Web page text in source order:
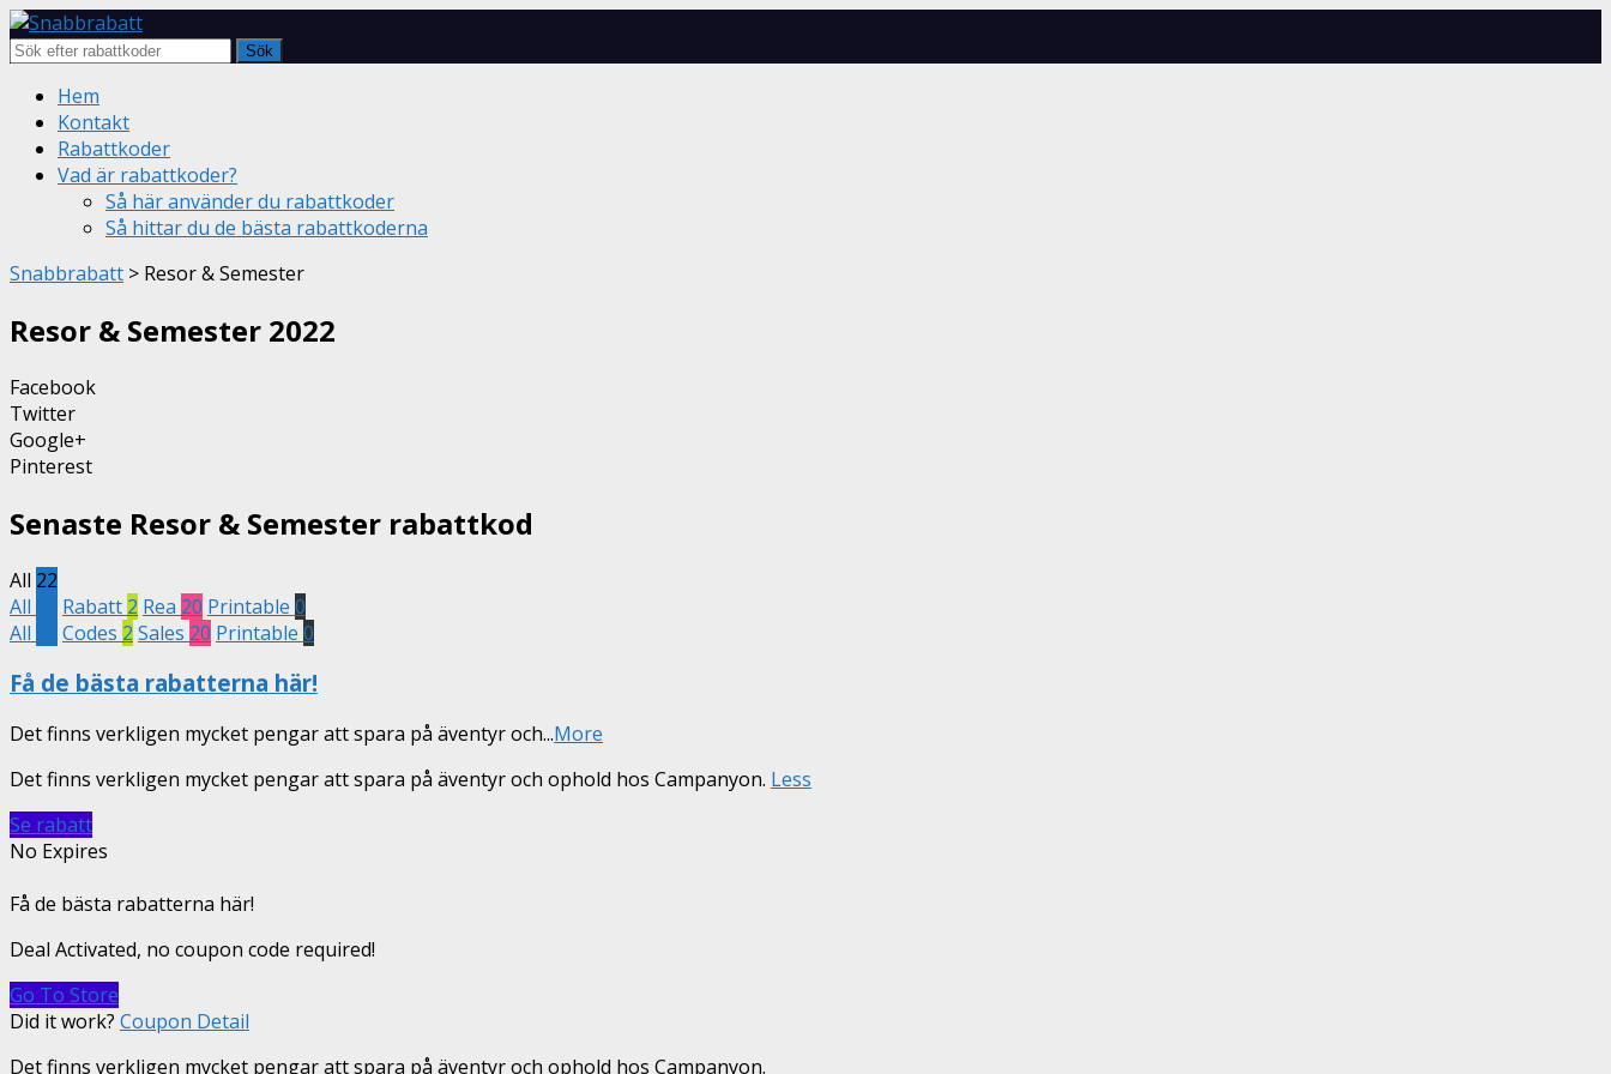
Sök
Skip
content
Hem
Kontakt
Rabattkoder
Vad är rabattkoder?
Så här använder du rabattkoder
Så hittar du de bästa rabattkoderna
Snabbrabatt > Resor & Semester
Resor & Semester 2022
Facebook
Twitter
Google+
Pinterest
Senaste Resor & Semester rabattkod
All 22
All
Rabatt 2 Rea 20 Printable 0
All
Codes 2 Sales 20 Printable 0
Få de bästa rabatterna här!
Det finns verkligen mycket pengar att spara på äventyr och...More
Det finns verkligen mycket pengar att spara på äventyr och ophold hos Campanyon. Less
Se rabatt
No Expires
Få de bästa rabatterna här!
Deal Activated, no coupon code required!
Go To Store
Did it work? Coupon Detail
Det finns verkligen mycket pengar att spara på äventyr och ophold hos Campanyon.